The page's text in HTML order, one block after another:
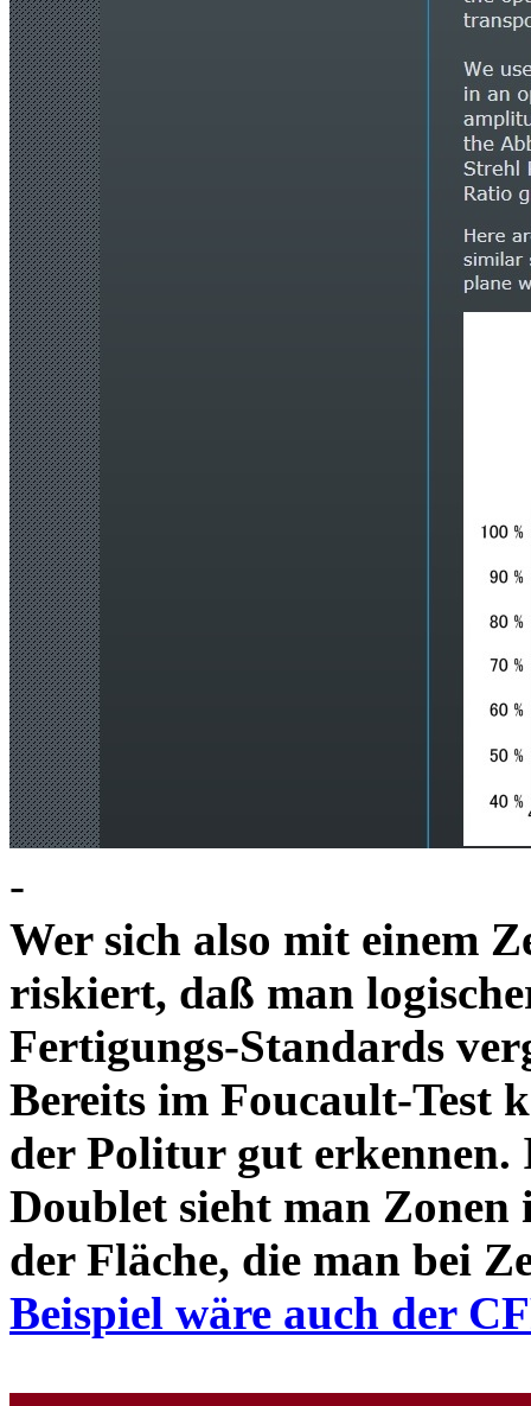
-
Wer sich also mit einem
riskiert, daß man
Fertigungs-Standards
Bereits im Foucault-Test
der Politur gut
Doublet sieht man Zonen
der Fläche, die man bei
Beispiel wäre auch der